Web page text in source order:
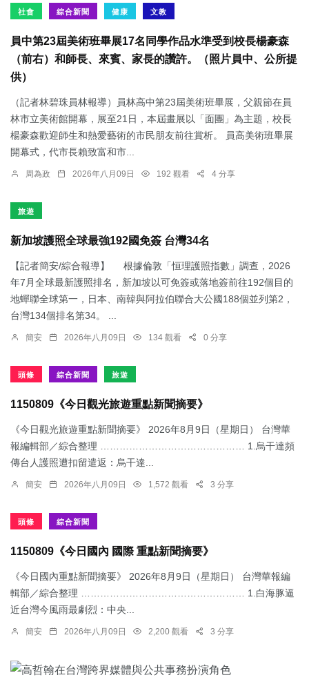
社會 綜合新聞 健康 文教
員中第23屆美術班畢展17名同學作品水準受到校長楊豪森
（前右）和師長、來賓、家長的讚許。（照片員中、公所提
供）
（記者林碧珠員林報導）員林高中第23屆美術班畢展，父親節在員
林市立美術館開幕，展至21日，本屆畫展以「面團」為主題，校長
楊豪森歡迎師生和熱愛藝術的市民朋友前往賞析。 員高美術班畢展
開幕式，代市長賴致富和市...
周為政 2026年八月09日 192 觀看 4 分享
旅遊
新加坡護照全球最強192國免簽 台灣34名
【記者簡安/綜合報導】 根據倫敦「恒理護照指數」調查，2026
年7月全球最新護照排名，新加坡以可免簽或落地簽前往192個目的
地蟬聯全球第一，日本、南韓與阿拉伯聯合大公國188個並列第2，
台灣134個排名第34。 ...
簡安 2026年八月09日 134 觀看 0 分享
頭條 綜合新聞 旅遊
1150809《今日觀光旅遊重點新聞摘要》
《今日觀光旅遊重點新聞摘要》 2026年8月9日（星期日） 台灣華
報編輯部／綜合整理 ……………………………………… 1.烏干達頻
傳台人護照遭扣留遣返：​烏干達...
簡安 2026年八月09日 1,572 觀看 3 分享
頭條 綜合新聞
1150809《今日國內 國際 重點新聞摘要》
《今日國內重點新聞摘要》 2026年8月9日（星期日） 台灣華報編
輯部／綜合整理 …………………………………………… 1.白海豚逼
近台灣今風雨最劇烈：中央...
簡安 2026年八月09日 2,200 觀看 3 分享